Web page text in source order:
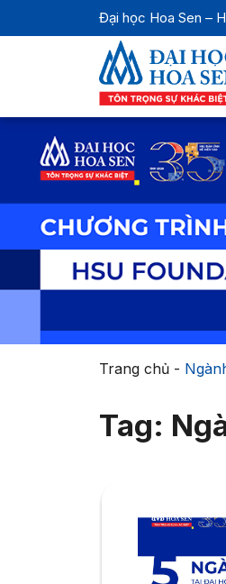
Đại học Hoa Sen –
Trang chủ-
Tag: